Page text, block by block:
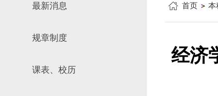
毕业论文
科研训练
对外交流
最新消息
规章制度
课表、校历
首页 本
经济